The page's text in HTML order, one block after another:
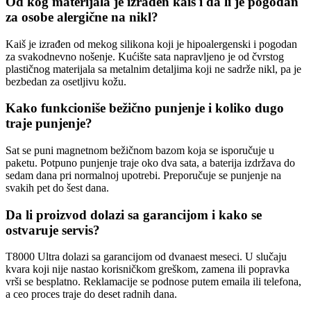
za osobe alergične na nikl?
Kaiš je izrađen od mekog silikona koji je hipoalergenski i pogodan
za svakodnevno nošenje. Kućište sata napravljeno je od čvrstog
plastičnog materijala sa metalnim detaljima koji ne sadrže nikl, pa je
bezbedan za osetljivu kožu.
Kako funkcioniše bežično punjenje i koliko dugo
traje punjenje?
Sat se puni magnetnom bežičnom bazom koja se isporučuje u
paketu. Potpuno punjenje traje oko dva sata, a baterija izdržava do
sedam dana pri normalnoj upotrebi. Preporučuje se punjenje na
svakih pet do šest dana.
Da li proizvod dolazi sa garancijom i kako se
ostvaruje servis?
T8000 Ultra dolazi sa garancijom od dvanaest meseci. U slučaju
kvara koji nije nastao korisničkom greškom, zamena ili popravka
vrši se besplatno. Reklamacije se podnose putem emaila ili telefona,
a ceo proces traje do deset radnih dana.